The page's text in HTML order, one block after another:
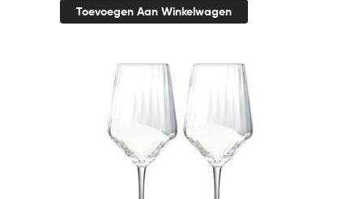
Toevoegen Aan Winkelwagen